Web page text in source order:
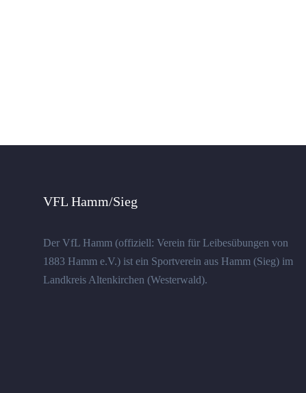
VFL Hamm/Sieg
Der VfL Hamm (offiziell: Verein für Leibesübungen von
1883 Hamm e.V.) ist ein Sportverein aus Hamm (Sieg) im
Landkreis Altenkirchen (Westerwald).